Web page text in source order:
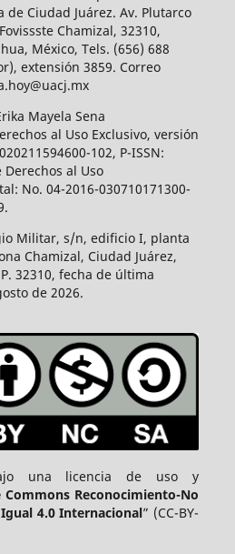
Ciudad Juárez. Av. Plutarco
Chamizal, 32310,
México, Tels. (656) 688
extensión 3859. Correo
Mayela Sena
al Uso Exclusivo, versión
102, P-ISSN:
Derechos al Uso
No. 04-2016-030710171300-
Militar, s/n, edificio I, planta
Chamizal, Ciudad Juárez,
32310, fecha de última
de 2026.
una licencia de uso y
Commons Reconocimiento-No
4.0 Internacional” (CC-BY-